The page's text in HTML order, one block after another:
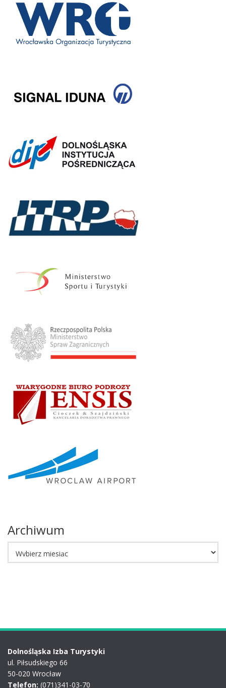
Archiwum
Dolnośląska Izba Turystyki
ul. Piłsudskiego 66
50-020 Wrocław
Telefon: (071)341-03-70